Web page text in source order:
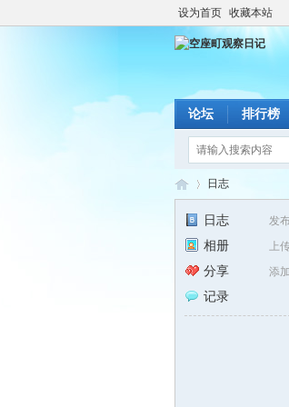
设为首页 收藏本站
论坛 排行榜
日志
发
日志
上
相册
添加
分享
记录